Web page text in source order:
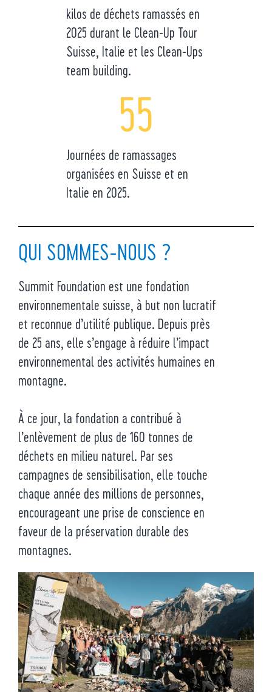
kilos de déchets ramassés en
2025 durant le Clean-Up Tour
Suisse, Italie et les Clean-Ups
team building.
55
Journées de ramassages
organisées en Suisse et en
Italie en 2025.
QUI SOMMES-NOUS ?
Summit Foundation est une fondation
environnementale suisse, à but non lucratif
et reconnue d’utilité publique. Depuis près
de 25 ans, elle s’engage à réduire l’impact
environnemental des activités humaines en
montagne.
À ce jour, la fondation a contribué à
l’enlèvement de plus de 160 tonnes de
déchets en milieu naturel. Par ses
campagnes de sensibilisation, elle touche
chaque année des millions de personnes,
encourageant une prise de conscience en
faveur de la préservation durable des
montagnes.